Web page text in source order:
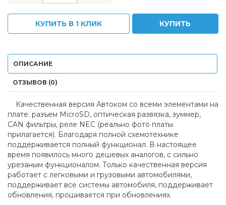
КУПИТЬ В 1 КЛИК КУПИТЬ
ОПИСАНИЕ
ОТЗЫВОВ (0)
Качественная версия Автоком со всеми элементами на
плате: разъем MicroSD, оптическая развязка, зуммер,
CAN фильтры, реле NEC (реально фото платы
прилагается). Благодаря полной схемотехнике
поддерживается полный функционал. В настоящее
время появилось много дешевых аналогов, с сильно
урезаным функционалом. Только качественная версия
работает с легковыми и грузовыми автомобилями,
поддерживает все системы автомобиля, поддерживает
обновления, прошивается при обновлениях.